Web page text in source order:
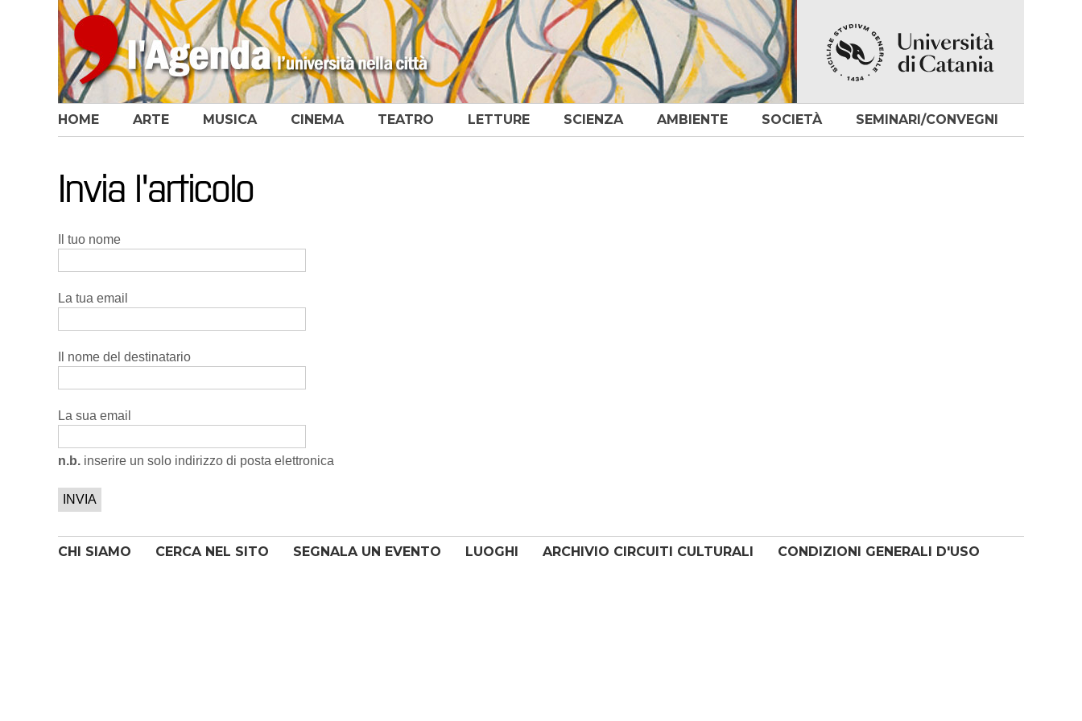
HOME ARTE MUSICA CINEMA TEATRO LETTURE SCIENZA AMBIENTE SOCIETÀ SEMINARI/CONVEGNI
Invia l'articolo
Il tuo nome
La tua email
Il nome del destinatario
La sua email
n.b. inserire un solo indirizzo di posta elettronica
CHI SIAMO CERCA NEL SITO SEGNALA UN EVENTO LUOGHI ARCHIVIO CIRCUITI CULTURALI CONDIZIONI GENERALI D'USO